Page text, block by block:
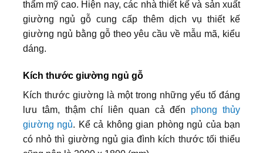
thẩm mỹ cao. Hiện nay, các nhà thiết kế và sản xuất
giường ngủ gỗ cung cấp thêm dịch vụ thiết kế
giường ngủ bằng gỗ theo yêu cầu về mẫu mã, kiểu
dáng.
Kích thước giường ngủ gỗ
Kích thước giường là một trong những yếu tố đáng
lưu tâm, thậm chí liên quan cả đến phong thủy
giường ngủ. Kể cả không gian phòng ngủ của bạn
có nhỏ thì giường ngủ gia đình kích thước tối thiểu